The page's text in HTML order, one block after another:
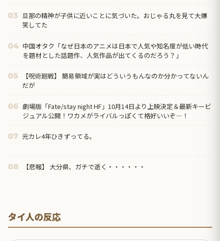
03 旦那の精神が子供に近いことに気づいた。おじゃる丸を見て大爆
笑してた
04 中国オタク「なぜ日本のアニメは日本で人気や知名度が低い時代
を題材とした話題作、人気作品が出てくるのだろう？」
05
【呪術廻戦】 簡易領域が実はどういうもんなのか分かってないん
だが
06 劇場版「Fate/stay night HF」10月14日より上映決定＆最新キービ
ジュアル公開！ワカメがライバルっぽくて格好いいぞ―！
07 元カレ4年ひきずってる。
08 【悲報】 大分県、ガチで逝く・・・・・・
タイ人の反応